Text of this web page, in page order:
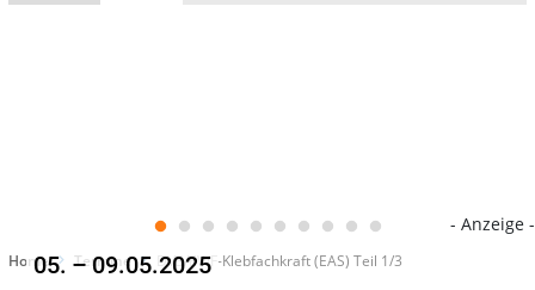
- Anzeige -
Home Termine DVS/EWF-Klebfachkraft (EAS) Teil 1/3
05. – 09.05.2025